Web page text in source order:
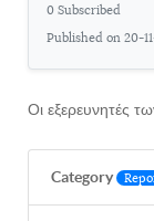
0 Subscribed
Published on 20-
Οι εξερευνητές
Category